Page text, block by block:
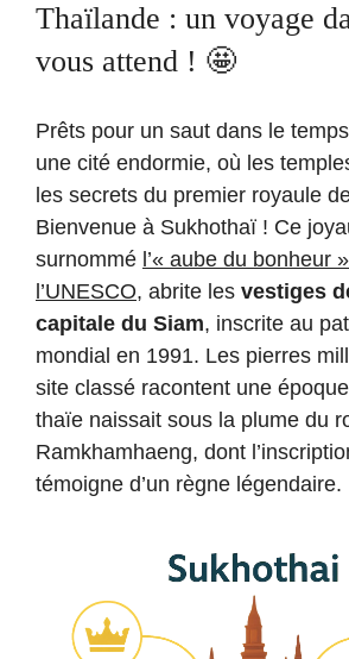
Thaïlande : un voyage
vous attend ! 🤩
Prêts pour un saut dans le
une cité endormie, où les
les secrets du premier royaule
Bienvenue à Sukhothaï ! Ce
surnommé l’« aube du bonheur
l’UNESCO, abrite les vestiges
capitale du Siam, inscrite au
mondial en 1991. Les pierres
site classé racontent une
thaïe naissait sous la plume du
Ramkhamhaeng, dont
témoigne d’un règne légendaire.